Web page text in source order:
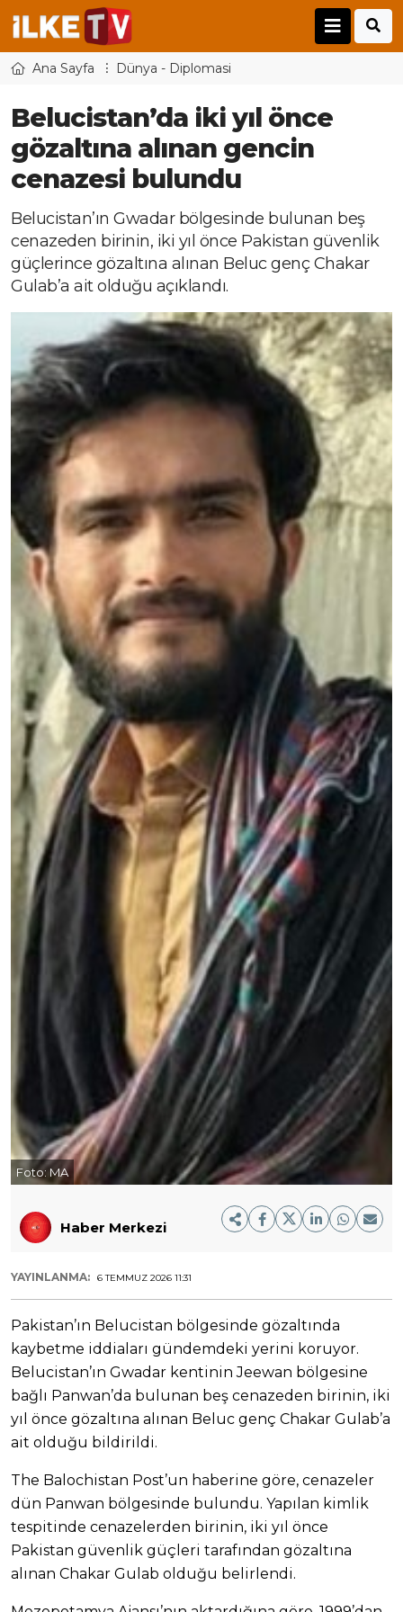
Ana Sayfa Dünya - Diplomasi
Belucistan’da iki yıl önce
gözaltına alınan gencin
cenazesi bulundu
Belucistan’ın Gwadar bölgesinde bulunan beş
cenazeden birinin, iki yıl önce Pakistan güvenlik
güçlerince gözaltına alınan Beluc genç Chakar
Gulab’a ait olduğu açıklandı.
Foto: MA
Haber Merkezi
YAYINLANMA: 6 TEMMUZ 2026 11:31
Pakistan’ın Belucistan bölgesinde gözaltında
kaybetme iddiaları gündemdeki yerini koruyor.
Belucistan’ın Gwadar kentinin Jeewan bölgesine
bağlı Panwan’da bulunan beş cenazeden birinin, iki
yıl önce gözaltına alınan Beluc genç Chakar Gulab’a
ait olduğu bildirildi.
The Balochistan Post’un haberine göre, cenazeler
dün Panwan bölgesinde bulundu. Yapılan kimlik
tespitinde cenazelerden birinin, iki yıl önce
Pakistan güvenlik güçleri tarafından gözaltına
alınan Chakar Gulab olduğu belirlendi.